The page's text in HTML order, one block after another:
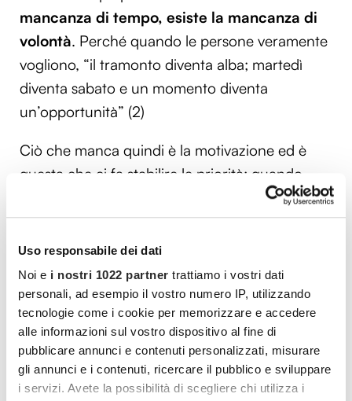
Uso responsabile dei dati
Noi e i nostri 1022 partner trattiamo i vostri dati
personali, ad esempio il vostro numero IP, utilizzando
tecnologie come i cookie per memorizzare e accedere
alle informazioni sul vostro dispositivo al fine di
pubblicare annunci e contenuti personalizzati, misurare
gli annunci e i contenuti, ricercare il pubblico e sviluppare
i servizi. Avete la possibilità di scegliere chi utilizza i
mancanza di tempo, esiste la mancanza di
volontà. Perché quando le persone veramente
vogliono, “il tramonto diventa alba; martedì
diventa sabato e un momento diventa
un’opportunità” (2)
Ciò che manca quindi è la motivazione ed è
questa che ci fa stabilire le priorità: quando
affermiamo che quella determinata cosa non è
per noi una priorità.
Addirittura spesso, dicendo di non aver tempo,
si vuole giustificare la vita frenetica e
l’accumularsi degli impegni, quando invece è
solo una scusa per non affrontare i problemi o
per sfuggire alle proprie responsabilità. Anche